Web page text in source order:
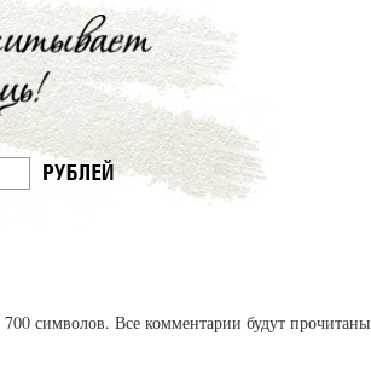
символов. Все комментарии будут прочитаны